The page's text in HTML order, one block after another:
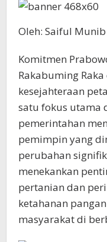
Oleh: Saiful
Komitmen
Rakabuming
kesejahteraan
satu fokus utama
pemerintahan
pemimpin yang
perubahan
menekankan
pertanian dan
ketahanan
masyarakat di